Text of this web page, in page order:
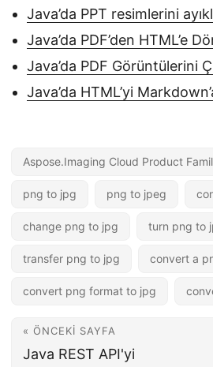
Java’da PPT resimlerini
Java’da PDF’den HTML’e
Java’da PDF Görüntülerini
Java’da HTML’yi
Aspose.Imaging Cloud Product
png to jpg png to jpeg
change png to jpg turn png to
transfer png to jpg convert a
convert png format to jpg
« ÖNCEKI SAYFA
Java REST API'yi